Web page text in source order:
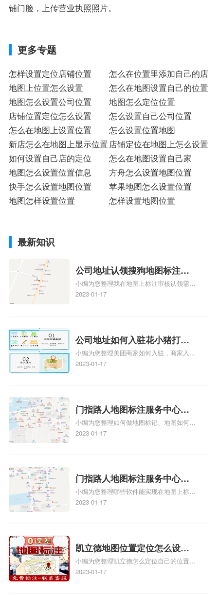
铺门脸，上传营业执照照片。
更多专题
怎样设置定位店铺位置
怎么在位置里添加自己的店
地图上位置怎么设置
怎么在地图设置自己的位置
地图怎么设置公司位置
地图怎么定位位置
店铺位置定位怎么设置
怎么设置自己公司位置
怎么在地图上设置位置
怎么设置位置地图
新店怎么在地图上显示位置 店铺定位在地图上怎么设置
如何设置自己店的定位
怎么在地图设置自己家
地图怎么设置位置信息
方舟怎么设置地图位置
快手怎么设置地图位置
苹果地图怎么设置位置
地图怎样设置位置
怎样设置地图位置
最新知识
公司地址认领搜狗地图标注多
久审核？公司地址认领地图标
注多久审核？
小编为您整理我在地图上标注审核认领需要
多久、我在地图上标注审核认领需要多久
情可查看下方正文！
2023-01-17
公司地址如何入驻花小猪打车
地图标记？指路人地图标注服
务中心铺如何入驻花小猪打车
小编为您整理美团商家如何入驻，商家入驻
教程、商家如何入驻地图、如何入驻地:、
2023-01-17
门指路人地图标注服务中心如
何做花小猪打车地图位置标
记？门指路人地图标注服务中
小编为您整理如何做地图标记、地图如何做
标记、so搜街景中如何做标记、360e启花贷
关地图标注知识，详情可查看下方正文！
2023-01-17
门指路人地图标注服务中心地
图位置地址标记？门指路人地
图标注服务中心苹果地图位置
小编为您整理哪些软件能实现在地图上标记
门指路人地图标注服务中心位置、门指路人
门指路人地图标注服务中心地址标注上地图
怎么弄相关地图标注知识，详情可查看下方
正文！
2023-01-17
凯立德地图位置定位怎么设置
自己的指路人地图标注服务中
心名？凯立德地图位置定位怎
小编为您整理凯立德怎么定位自己的位置
啊、手机凯立德地图定位怎么设置往上走、
2023-01-17